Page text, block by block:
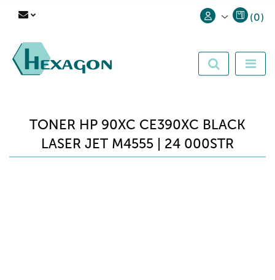
Zarejestruj się
(0)
TONER HP 90XC CE390XC BLACK
LASER JET M4555 | 24 000STR